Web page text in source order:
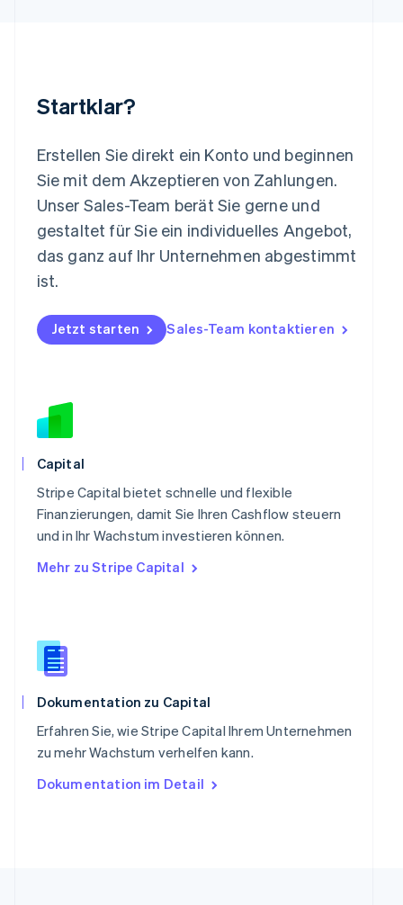
Startklar?
Erstellen Sie direkt ein Konto und beginnen
Sie mit dem Akzeptieren von Zahlungen.
Unser Sales-Team berät Sie gerne und
gestaltet für Sie ein individuelles Angebot,
das ganz auf Ihr Unternehmen abgestimmt
ist.
Jetzt starten Sales-Team kontaktieren
Capital
Stripe Capital bietet schnelle und flexible
Finanzierungen, damit Sie Ihren Cashflow steuern
und in Ihr Wachstum investieren können.
Mehr zu Stripe Capital
Dokumentation zu Capital
Erfahren Sie, wie Stripe Capital Ihrem Unternehmen
zu mehr Wachstum verhelfen kann.
Dokumentation im Detail
English
Español English
Neuseeland
English
Niederlande
Norwegen
English
Polen
English
Portugal
English
Svenska
Schweiz
Deutsch
Singapur
English 简体中文
Slowakei
English
Slowenien
English
Spanien
Español
Thailand
Tschechische Republik
English
English